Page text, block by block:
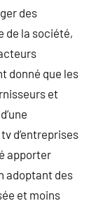
des
de la société,
donné que les
et
d’entreprises
apporter
adoptant des
et moins